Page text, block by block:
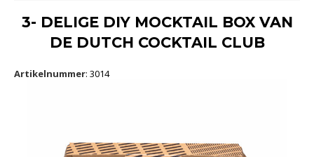
3- DELIGE DIY MOCKTAIL BOX VAN
DE DUTCH COCKTAIL CLUB
Artikelnummer: 3014